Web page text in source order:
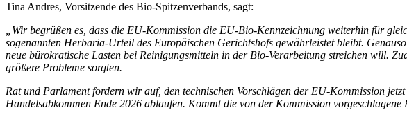
Tina Andres, Vorsitzende des Bio-Spitzenverbands, sagt:
„Wir begrüßen es, dass die EU-Kommission die EU-Bio-Kennzeichnung weiterhin für
sogenannten Herbaria-Urteil des Europäischen Gerichtshofs gewährleistet bleibt.
neue bürokratische Lasten bei Reinigungsmitteln in der Bio-Verarbeitung streichen will.
größere Probleme sorgten.
Rat und Parlament fordern wir auf, den technischen Vorschlägen der EU-Kommission
Handelsabkommen Ende 2026 ablaufen. Kommt die von der Kommission